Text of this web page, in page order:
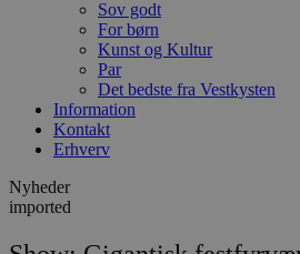
Sov godt
For børn
Kunst og Kultur
Par
Det bedste fra Vestkysten
Information
Kontakt
Erhverv
Nyheder
imported